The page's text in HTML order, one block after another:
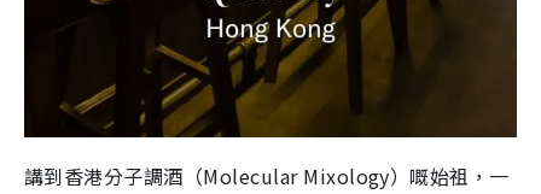
講到香港分子調酒（Molecular Mixology）嘅始祖，一